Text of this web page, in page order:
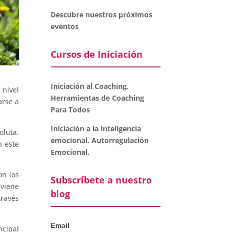
nivel
a
este
los
Descubre nuestros próximos
eventos
Cursos de Iniciación
Iniciación al Coaching.
Herramientas de Coaching
Para Todos
Iniciación a la inteligencia
emocional. Autorregulación
Emocional.
Subscríbete a nuestro
blog
Email